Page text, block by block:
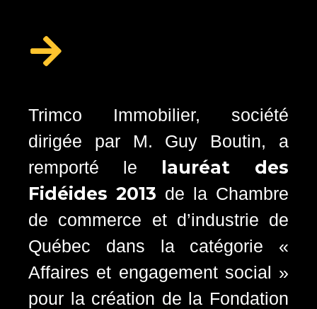
Trimco Immobilier, société
dirigée par M. Guy Boutin, a
remporté le lauréat des
Fidéides 2013 de la Chambre
de commerce et d’industrie de
Québec dans la catégorie «
Affaires et engagement social »
pour la création de la Fondation